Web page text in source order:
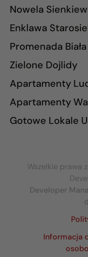
Nowela
Enklawa
Promenada
Zielone Dojlidy
Apartamenty
Apartamenty
Gotowe Lokale
Wszelkie prawa
Developer
Informacja